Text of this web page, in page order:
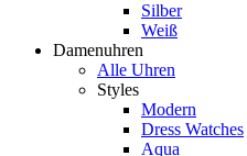
Silber
Weiß
Damenuhren
Alle Uhren
Styles
Modern
Dress Watches
Aqua